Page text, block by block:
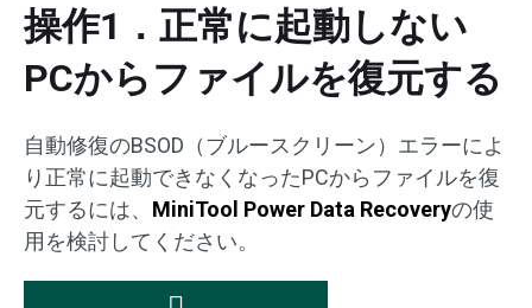
操作1．正常に起動しない
PCからファイルを復元する
自動修復のBSOD（ブルースクリーン）エラーによ
り正常に起動できなくなったPCからファイルを復
元するには、 MiniTool Power Data Recoveryの使
用を検討してください。